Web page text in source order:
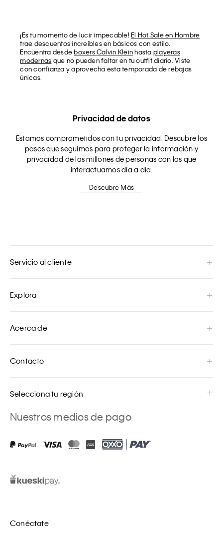
¡Es tu momento de lucir impecable!El Hot Sale en Hombre
trae descuentos increíbles en básicos con estilo.
Encuentra desdeboxers Calvin Kleinhasta playeras
modernas que no pueden faltar en tu outfit diario. Viste
con confianza y aprovecha esta temporada de rebajas
únicas.
Privacidad de datos
Estamos comprometidos con tu privacidad. Descubre los
pasos que seguimos para proteger la información y
privacidad de las millones de personas con las que
interactuamos día a día.
Descubre Más
Servicio al cliente
Explora
Acerca de
Contacto
Selecciona tu región
Nuestros medios de pago
Conéctate